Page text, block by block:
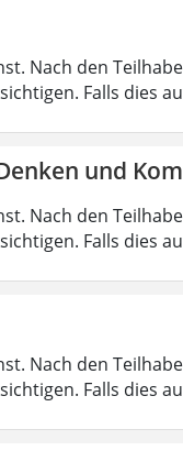
Nach den
Falls dies
und
Nach den
Falls dies
Nach den
Falls dies